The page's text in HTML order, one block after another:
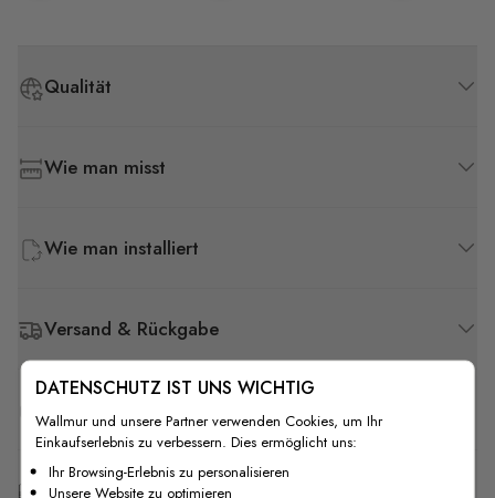
Qualität
Wie man misst
Wie man installiert
Versand & Rückgabe
F.A.Q
Kostenlose Anpassung
DATENSCHUTZ IST UNS WICHTIG
Wallmur und unsere Partner verwenden Cookies, um Ihr
Einkaufserlebnis zu verbessern. Dies ermöglicht uns:
Ihr Browsing-Erlebnis zu personalisieren
Unsere Website zu optimieren